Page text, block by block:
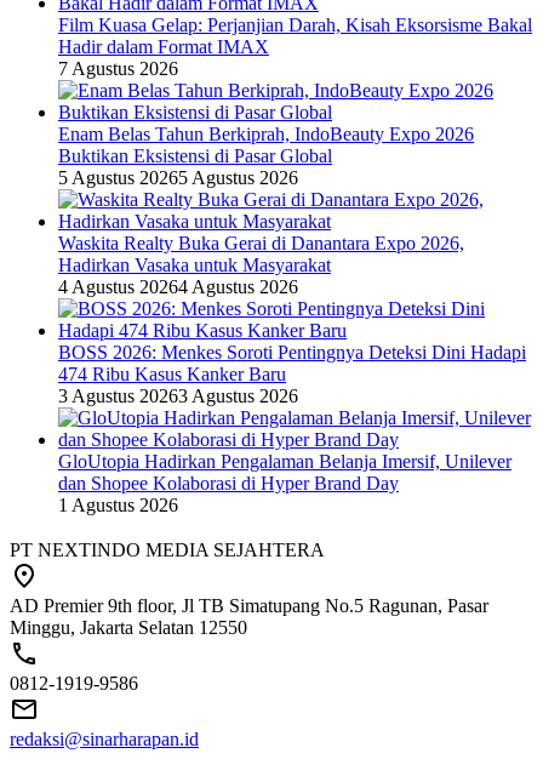
Film Kuasa Gelap: Perjanjian Darah, Kisah Eksorsisme Bakal
Hadir dalam Format IMAX
7 Agustus 2026
Enam Belas Tahun Berkiprah, IndoBeauty Expo 2026
Buktikan Eksistensi di Pasar Global
5 Agustus 20265 Agustus 2026
Waskita Realty Buka Gerai di Danantara Expo 2026,
Hadirkan Vasaka untuk Masyarakat
4 Agustus 20264 Agustus 2026
BOSS 2026: Menkes Soroti Pentingnya Deteksi Dini Hadapi
474 Ribu Kasus Kanker Baru
3 Agustus 20263 Agustus 2026
GloUtopia Hadirkan Pengalaman Belanja Imersif, Unilever
dan Shopee Kolaborasi di Hyper Brand Day
1 Agustus 2026
PT NEXTINDO MEDIA SEJAHTERA
AD Premier 9th floor, Jl TB Simatupang No.5 Ragunan, Pasar
Minggu, Jakarta Selatan 12550
0812-1919-9586
redaksi@sinarharapan.id